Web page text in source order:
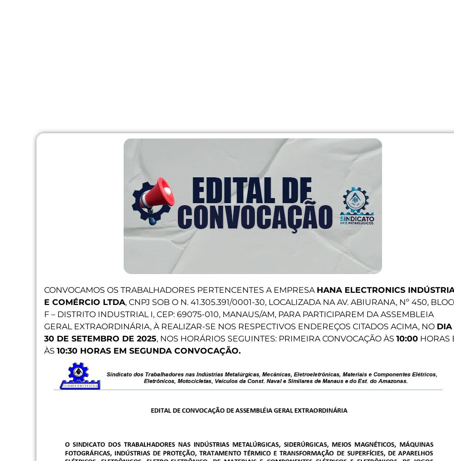
CONVOCAMOS OS TRABALHADORES PERTENCENTES A EMPRESA HANA ELECTRONICS
E COMÉRCIO LTDA, CNPJ SOB O N. 41.305.391/0001-30, LOCALIZADA NA AV. ABIURANA, Nº 450,
F – DISTRITO INDUSTRIAL I, CEP: 69075-010, MANAUS/AM, PARA PARTICIPAREM DA ASSEMBLEIA
GERAL EXTRAORDINÁRIA, À REALIZAR-SE NOS RESPECTIVOS ENDEREÇOS CITADOS ACIMA, NO DIA
30 DE SETEMBRO DE 2025, NOS HORÁRIOS SEGUINTES: PRIMEIRA CONVOCAÇÃO ÀS 10:00 HORAS
ÀS 10:30 HORAS EM SEGUNDA CONVOCAÇÃO.